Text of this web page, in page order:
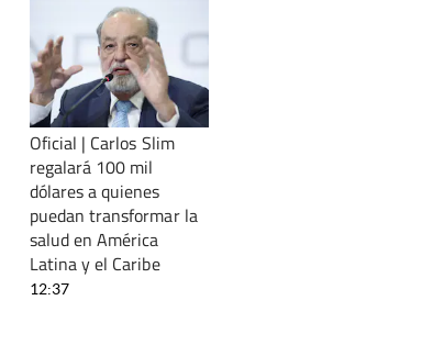
Oficial | Carlos Slim
regalará 100 mil
dólares a quienes
puedan transformar la
salud en América
Latina y el Caribe
12:37